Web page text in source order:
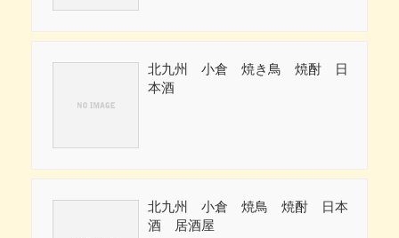
北九州 小倉 焼き鳥 焼酎 日
本酒
北九州 小倉 焼鳥 焼酎 日本
酒 居酒屋